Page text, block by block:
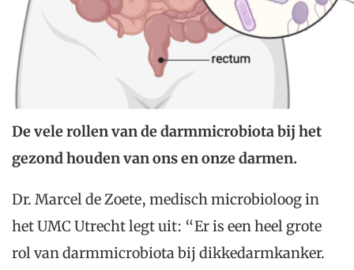
De vele rollen van de darmmicrobiota bij het
gezond houden van ons en onze darmen.
Dr. Marcel de Zoete, medisch microbioloog in
het UMC Utrecht legt uit: “Er is een heel grote
rol van darmmicrobiota bij dikkedarmkanker.